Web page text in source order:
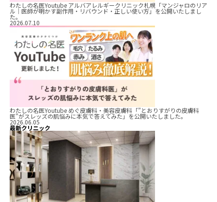
わたしの名医Youtube アルバアレルギークリニック札幌「マンジャロのリア
ル｜医師が明かす副作用・リバウンド・正しい使い方」を公開いたしまし
た。
2026.07.10
わたしの名医Youtube めぐ皮膚科・美容皮膚科「”とおりすがりの皮膚科
医”がスレッズの肌悩みに本気で答えてみた」を公開いたしました。
2026.06.05
最新クリニック